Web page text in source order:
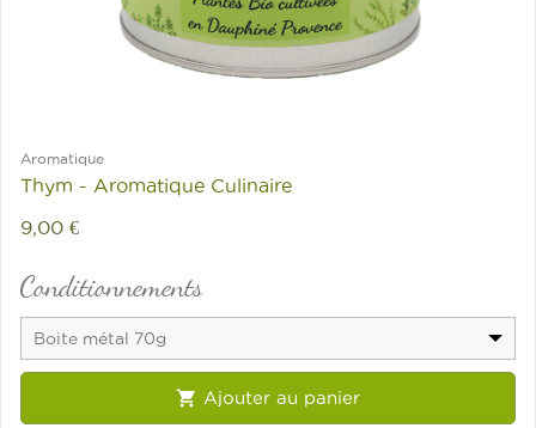
Aromatique
Thym - Aromatique Culinaire
9,00 €
Conditionnements
Boite métal 70g
 Ajouter au panier